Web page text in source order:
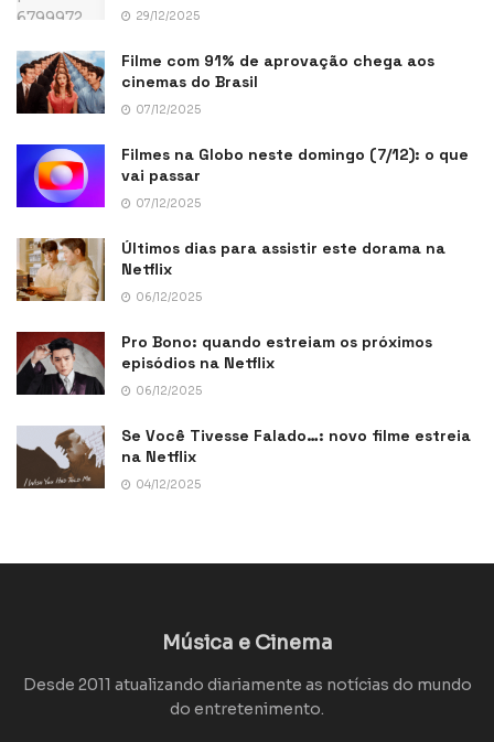
29/12/2025
Filme com 91% de aprovação chega aos
cinemas do Brasil
07/12/2025
Filmes na Globo neste domingo (7/12): o que
vai passar
07/12/2025
Últimos dias para assistir este dorama na
Netflix
06/12/2025
Pro Bono: quando estreiam os próximos
episódios na Netflix
06/12/2025
Se Você Tivesse Falado…: novo filme estreia
na Netflix
04/12/2025
Música e Cinema
Desde 2011 atualizando diariamente as notícias do mundo
do entretenimento.